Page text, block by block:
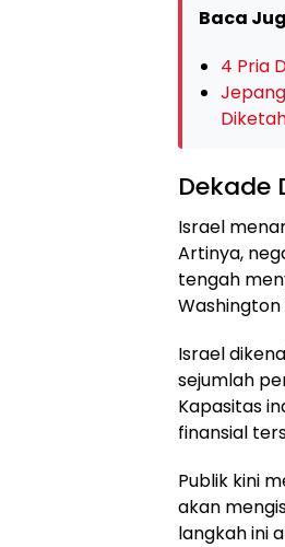
Baca
4 Pria
Dekade
Israel
Artinya,
tengah
Israel
sejumlah
Kapasitas
finansial
Publik kini
akan
langkah ini